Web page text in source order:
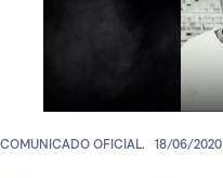
COMUNICADO OFICIAL. 18/06/2020